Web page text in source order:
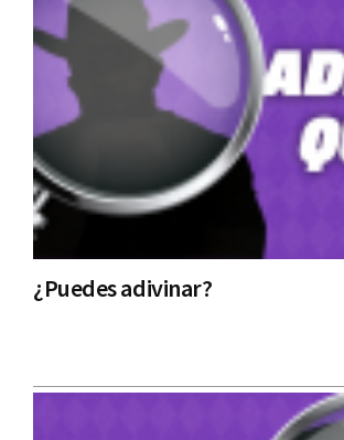
¿Puedes adivinar?